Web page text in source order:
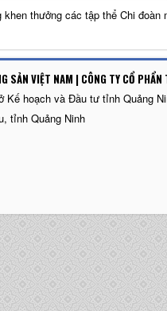
thưởng các tập thể Chi
SẢN VIỆT NAM | CÔNG TY CỔ
Kế hoạch và Đầu tư tỉnh Quảng
tỉnh Quảng Ninh